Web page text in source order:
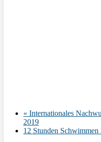
« Internationales
2019
12 Stunden